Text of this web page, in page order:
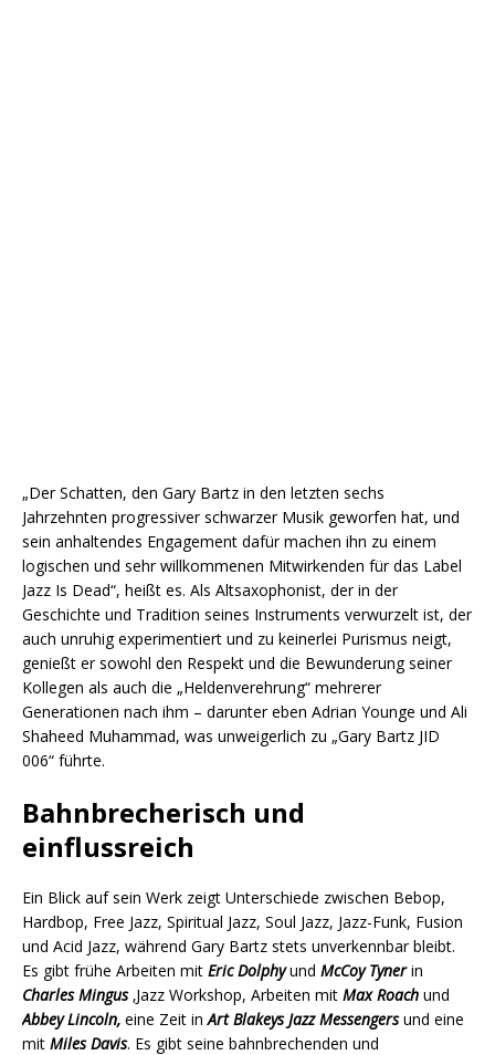
„Der Schatten, den Gary Bartz in den letzten sechs
Jahrzehnten progressiver schwarzer Musik geworfen hat, und
sein anhaltendes Engagement dafür machen ihn zu einem
logischen und sehr willkommenen Mitwirkenden für das Label
Jazz Is Dead“, heißt es. Als Altsaxophonist, der in der
Geschichte und Tradition seines Instruments verwurzelt ist, der
auch unruhig experimentiert und zu keinerlei Purismus neigt,
genießt er sowohl den Respekt und die Bewunderung seiner
Kollegen als auch die „Heldenverehrung“ mehrerer
Generationen nach ihm – darunter eben Adrian Younge und Ali
Shaheed Muhammad, was unweigerlich zu „Gary Bartz JID
006“ führte.
Bahnbrecherisch und
einflussreich
Ein Blick auf sein Werk zeigt Unterschiede zwischen Bebop,
Hardbop, Free Jazz, Spiritual Jazz, Soul Jazz, Jazz-Funk, Fusion
und Acid Jazz, während Gary Bartz stets unverkennbar bleibt.
Es gibt frühe Arbeiten mit Eric Dolphyund McCoy Tynerin
Charles Mingus ‚Jazz Workshop, Arbeiten mit Max Roach und
Abbey Lincoln, eine Zeit inArt Blakeys Jazz Messengersund eine
mit Miles Davis. Es gibt seine bahnbrechenden und